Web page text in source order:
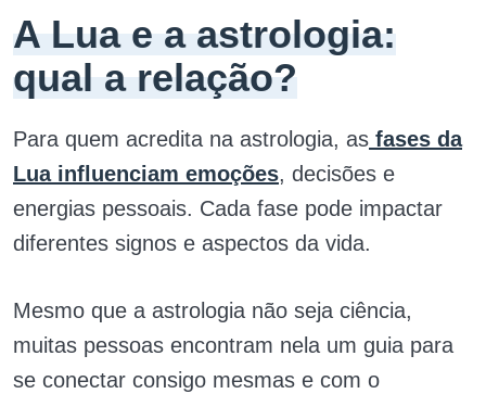
A Lua e a astrologia:
qual a relação?
Para quem acredita na astrologia, as fases da
Lua influenciam emoções, decisões e
energias pessoais. Cada fase pode impactar
diferentes signos e aspectos da vida.
Mesmo que a astrologia não seja ciência,
muitas pessoas encontram nela um guia para
se conectar consigo mesmas e com o